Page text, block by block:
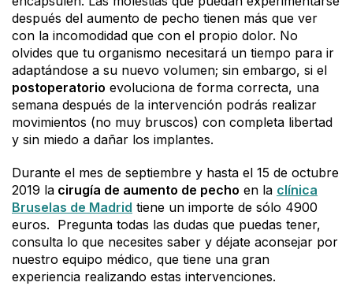
después del aumento de pecho tienen más que ver
con la incomodidad que con el propio dolor. No
olvides que tu organismo necesitará un tiempo para ir
adaptándose a su nuevo volumen; sin embargo, si el
postoperatorio evoluciona de forma correcta, una
semana después de la intervención podrás realizar
movimientos (no muy bruscos) con completa libertad
y sin miedo a dañar los implantes.
Durante el mes de septiembre y hasta el 15 de octubre
2019 la cirugía de aumento de pecho en la clínica
Bruselas de Madrid tiene un importe de sólo 4900
euros. Pregunta todas las dudas que puedas tener,
consulta lo que necesites saber y déjate aconsejar por
nuestro equipo médico, que tiene una gran
experiencia realizando estas intervenciones.